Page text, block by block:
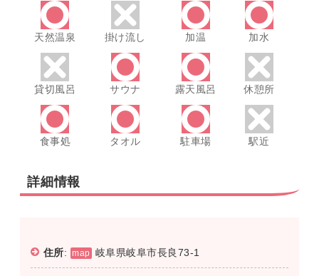
天然温泉 掛け流し 加温 加水
貸切風呂 サウナ 露天風呂 休憩所
食事処 タオル 駐車場 駅近
詳細情報
住所: map 岐阜県岐阜市長良73-1